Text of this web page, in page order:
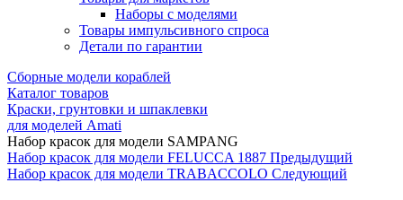
Наборы с моделями
Товары импульсивного спроса
Детали по гарантии
Сборные модели кораблей
Каталог товаров
Краски, грунтовки и шпаклевки
для моделей Amati
Набор красок для модели SAMPANG
Набор красок для модели FELUCCA 1887 Предыдущий
Набор красок для модели TRABACCOLO Следующий